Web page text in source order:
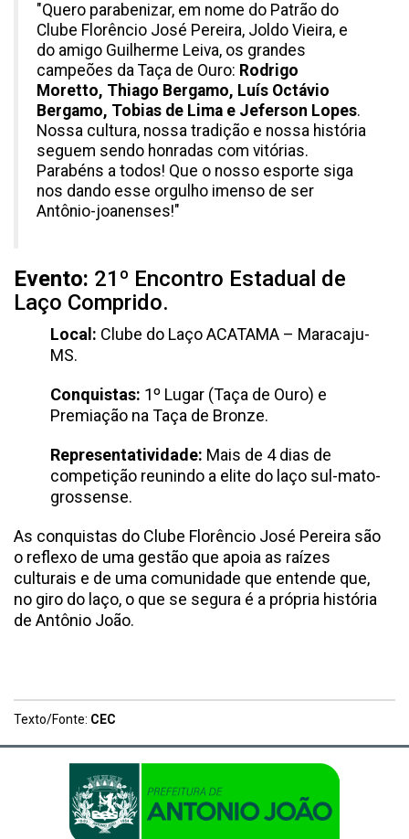
"Quero parabenizar, em nome do Patrão do
Clube Florêncio José Pereira, Joldo Vieira, e
do amigo Guilherme Leiva, os grandes
campeões da Taça de Ouro: Rodrigo
Moretto, Thiago Bergamo, Luís Octávio
Bergamo, Tobias de Lima e Jeferson Lopes.
Nossa cultura, nossa tradição e nossa história
seguem sendo honradas com vitórias.
Parabéns a todos! Que o nosso esporte siga
nos dando esse orgulho imenso de ser
Antônio-joanenses!"
Evento: 21º Encontro Estadual de
Laço Comprido.
Local: Clube do Laço ACATAMA – Maracaju-
MS.
Conquistas: 1º Lugar (Taça de Ouro) e
Premiação na Taça de Bronze.
Representatividade: Mais de 4 dias de
competição reunindo a elite do laço sul-mato-
grossense.
As conquistas do Clube Florêncio José Pereira são
o reflexo de uma gestão que apoia as raízes
culturais e de uma comunidade que entende que,
no giro do laço, o que se segura é a própria história
de Antônio João.
Texto/Fonte: CEC